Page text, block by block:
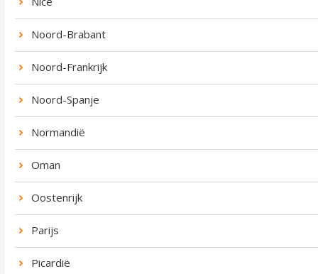
Noord-Brabant
Noord-Frankrijk
Noord-Spanje
Normandië
Oman
Oostenrijk
Parijs
Picardië